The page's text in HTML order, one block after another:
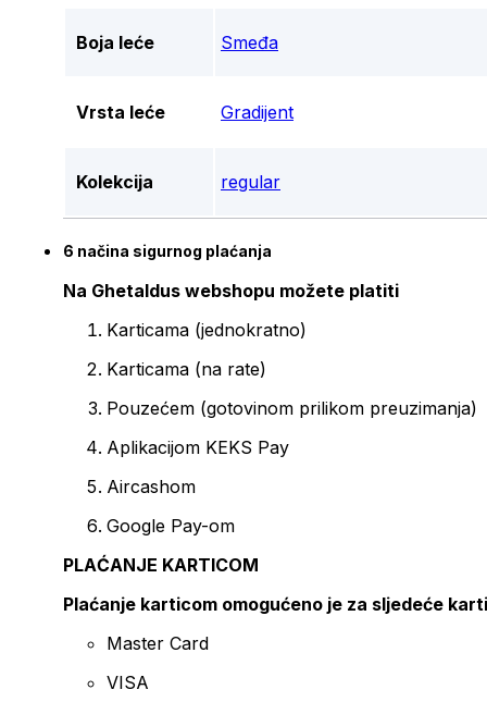
Boja leće Smeđa
Vrsta leće Gradijent
Kolekcija regular
6 načina sigurnog plaćanja
Na Ghetaldus webshopu možete platiti
Karticama (jednokratno)
Karticama (na rate)
Pouzećem (gotovinom prilikom preuzimanja)
Aplikacijom KEKS Pay
Aircashom
Google Pay-om
PLAĆANJE KARTICOM
Plaćanje karticom omogućeno je za sljedeće
Master Card
VISA